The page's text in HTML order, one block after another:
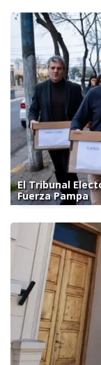
El Tribunal
Fuerza Pampa